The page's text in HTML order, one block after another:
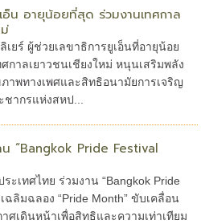
อ็น อายุน้อยที่สุด ร่วมงานเทศกาล
เยร์ ผู้ช่วยเลขาธิการยูเอ็นที่อายุน้อย
กาลเยาวชนเชียงใหม่ หนุนเสริมพลัง
าพทางเพศและสิทธิอนามัยการเจริญ
ากรแห่งสหป...
น “Bangkok Pride Festival
ระเทศไทย ร่วมงาน “Bangkok Pride
ฉลิมฉลอง “Pride Month” ขับเคลื่อน
าศเดินหน้าเพื่อสิทธิและความเท่าเทียม